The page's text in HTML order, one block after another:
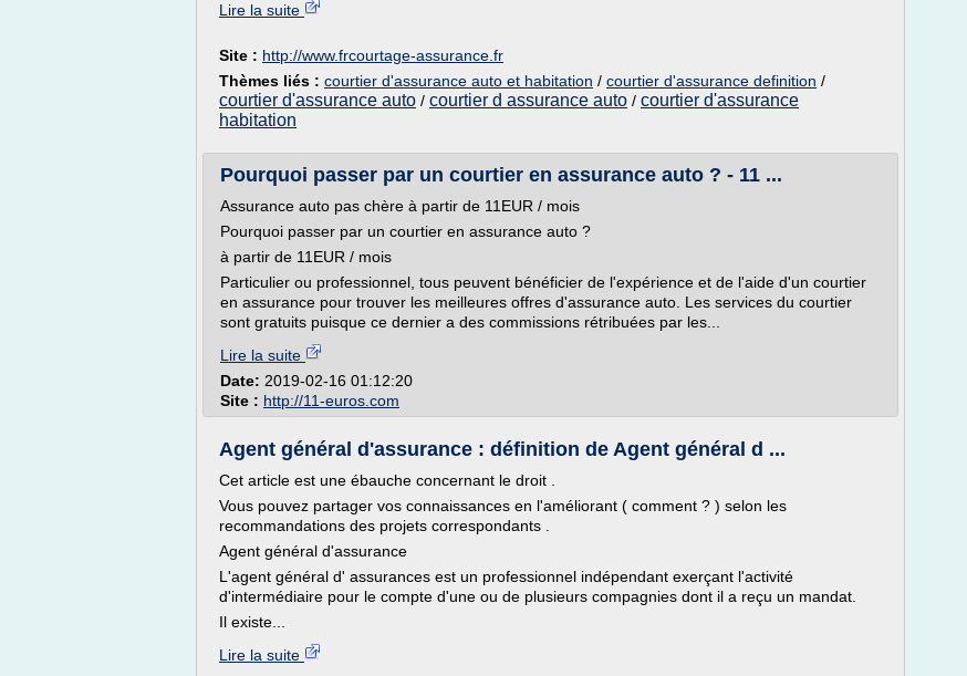
Lire la suite
Site : http://www.frcourtage-assurance.fr
Thèmes liés : courtier d'assurance auto et habitation / courtier d'assurance definition /
courtier d'assurance auto / courtier d assurance auto / courtier d'assurance
habitation
Pourquoi passer par un courtier en assurance auto ? - 11 ...
Assurance auto pas chère à partir de 11EUR / mois
Pourquoi passer par un courtier en assurance auto ?
à partir de 11EUR / mois
Particulier ou professionnel, tous peuvent bénéficier de l'expérience et de l'aide d'un courtier
en assurance pour trouver les meilleures offres d'assurance auto. Les services du courtier
sont gratuits puisque ce dernier a des commissions rétribuées par les...
Lire la suite
Date: 2019-02-16 01:12:20
Site : http://11-euros.com
Agent général d'assurance : définition de Agent général d ...
Cet article est une ébauche concernant le droit .
Vous pouvez partager vos connaissances en l'améliorant ( comment ? ) selon les
recommandations des projets correspondants .
Agent général d'assurance
L'agent général d' assurances est un professionnel indépendant exerçant l'activité
d'intermédiaire pour le compte d'une ou de plusieurs compagnies dont il a reçu un mandat.
Il existe...
Lire la suite